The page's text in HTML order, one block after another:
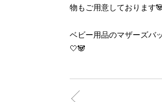
物もご用意しております
ベビー用品のマザーズバ
🤍🐼